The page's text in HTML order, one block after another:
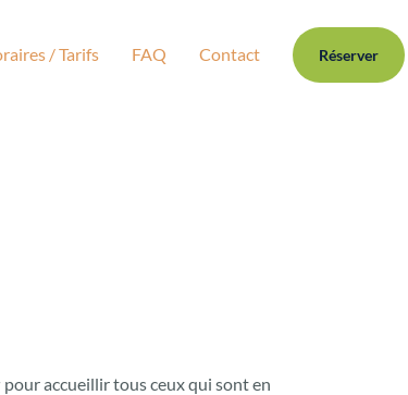
/ Tarifs FAQ Contact
Réserver
pour accueillir tous ceux qui sont en